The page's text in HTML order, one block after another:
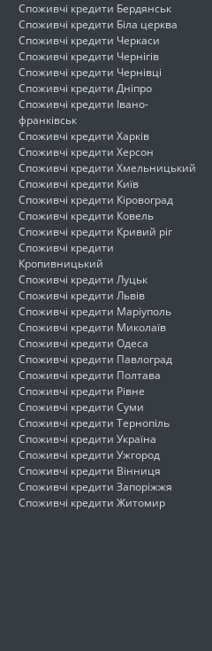
Споживчі кредити Бердянськ
Споживчі кредити Біла церква
Споживчі кредити Черкаси
Споживчі кредити Чернігів
Споживчі кредити Чернівці
Споживчі кредити Дніпро
Споживчі кредити Івано-
франківськ
Споживчі кредити Харків
Споживчі кредити Херсон
Споживчі кредити Хмельницький
Споживчі кредити Київ
Споживчі кредити Кіровоград
Споживчі кредити Ковель
Споживчі кредити Кривий ріг
Споживчі кредити
Кропивницький
Споживчі кредити Луцьк
Споживчі кредити Львів
Споживчі кредити Маріуполь
Споживчі кредити Миколаїв
Споживчі кредити Одеса
Споживчі кредити Павлоград
Споживчі кредити Полтава
Споживчі кредити Рівне
Споживчі кредити Суми
Споживчі кредити Тернопіль
Споживчі кредити Україна
Споживчі кредити Ужгород
Споживчі кредити Вінниця
Споживчі кредити Запоріжжя
Споживчі кредити Житомир